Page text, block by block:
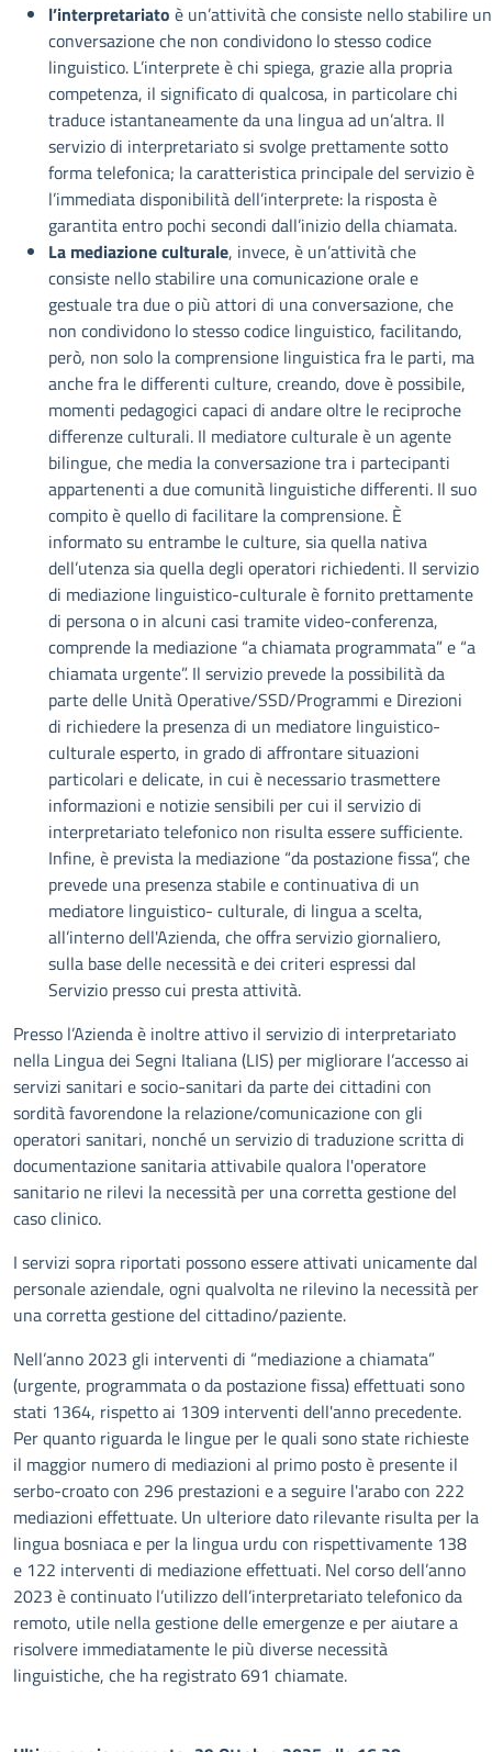
l’interpretariato è un’attività che consiste nello stabilire
conversazione che non condividono lo stesso codice
linguistico. L’interprete è chi spiega, grazie alla propria
competenza, il significato di qualcosa, in particolare chi
traduce istantaneamente da una lingua ad un’altra. Il
servizio di interpretariato si svolge prettamente sotto
forma telefonica; la caratteristica principale del servizio è
l’immediata disponibilità dell’interprete: la risposta è
garantita entro pochi secondi dall’inizio della chiamata.
La mediazione culturale, invece, è un’attività che
consiste nello stabilire una comunicazione orale e
gestuale tra due o più attori di una conversazione, che
non condividono lo stesso codice linguistico, facilitando,
però, non solo la comprensione linguistica fra le parti, ma
anche fra le differenti culture, creando, dove è possibile,
momenti pedagogici capaci di andare oltre le reciproche
differenze culturali. Il mediatore culturale è un agente
bilingue, che media la conversazione tra i partecipanti
appartenenti a due comunità linguistiche differenti. Il suo
compito è quello di facilitare la comprensione. È
informato su entrambe le culture, sia quella nativa
dell’utenza sia quella degli operatori richiedenti. Il servizio
di mediazione linguistico-culturale è fornito prettamente
di persona o in alcuni casi tramite video-conferenza,
comprende la mediazione “a chiamata programmata” e “a
chiamata urgente”. Il servizio prevede la possibilità da
parte delle Unità Operative/SSD/Programmi e Direzioni
di richiedere la presenza di un mediatore linguistico-
culturale esperto, in grado di affrontare situazioni
particolari e delicate, in cui è necessario trasmettere
informazioni e notizie sensibili per cui il servizio di
interpretariato telefonico non risulta essere sufficiente.
Infine, è prevista la mediazione “da postazione fissa”, che
prevede una presenza stabile e continuativa di un
mediatore linguistico- culturale, di lingua a scelta,
all’interno dell'Azienda, che offra servizio giornaliero,
sulla base delle necessità e dei criteri espressi dal
Servizio presso cui presta attività.
Presso l’Azienda è inoltre attivo il servizio di interpretariato
nella Lingua dei Segni Italiana (LIS) per migliorare l’accesso ai
servizi sanitari e socio-sanitari da parte dei cittadini con
sordità favorendone la relazione/comunicazione con gli
operatori sanitari, nonché un servizio di traduzione scritta di
documentazione sanitaria attivabile qualora l'operatore
sanitario ne rilevi la necessità per una corretta gestione del
caso clinico.
I servizi sopra riportati possono essere attivati unicamente dal
personale aziendale, ogni qualvolta ne rilevino la necessità per
una corretta gestione del cittadino/paziente.
Nell’anno 2023 gli interventi di “mediazione a chiamata”
(urgente, programmata o da postazione fissa) effettuati sono
stati 1364, rispetto ai 1309 interventi dell'anno precedente.
Per quanto riguarda le lingue per le quali sono state richieste
il maggior numero di mediazioni al primo posto è presente il
serbo-croato con 296 prestazioni e a seguire l'arabo con 222
mediazioni effettuate. Un ulteriore dato rilevante risulta per la
lingua bosniaca e per la lingua urdu con rispettivamente 138
e 122 interventi di mediazione effettuati. Nel corso dell’anno
2023 è continuato l’utilizzo dell’interpretariato telefonico da
remoto, utile nella gestione delle emergenze e per aiutare a
risolvere immediatamente le più diverse necessità
linguistiche, che ha registrato 691 chiamate.